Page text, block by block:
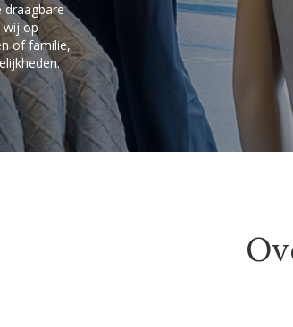
draagbare
wij op
of familie,